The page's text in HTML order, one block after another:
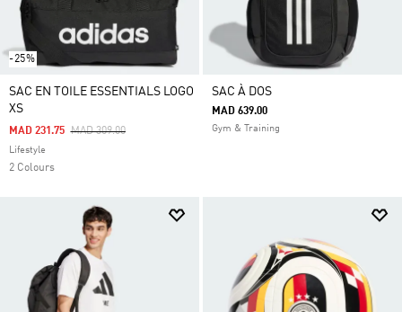
-25%
SAC EN TOILE ESSENTIALS LOGO
XS
Price Reduced From
MAD 309.00To
MAD 231.75
Lifestyle
2 Colours
SAC À DOS
MAD 639.00
Gym & Training